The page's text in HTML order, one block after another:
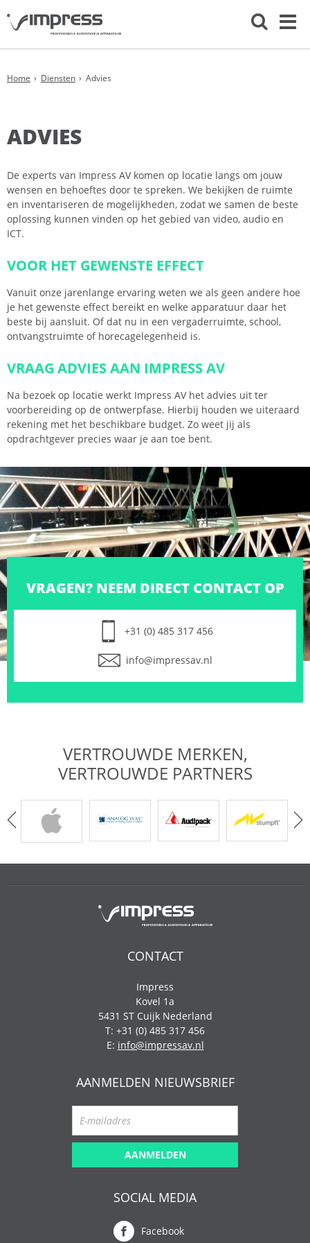
Home Diensten Advies
ADVIES
De experts van Impress AV komen op locatie langs om jouw
wensen en behoeftes door te spreken. We bekijken de ruimte
en inventariseren de mogelijkheden, zodat we samen de beste
oplossing kunnen vinden op het gebied van video, audio en
ICT.
VOOR HET GEWENSTE EFFECT
Vanuit onze jarenlange ervaring weten we als geen andere hoe
je het gewenste effect bereikt en welke apparatuur daar het
beste bij aansluit. Of dat nu in een vergaderruimte, school,
ontvangstruimte of horecagelegenheid is.
VRAAG ADVIES AAN IMPRESS AV
Na bezoek op locatie werkt Impress AV het advies uit ter
voorbereiding op de ontwerpfase. Hierbij houden we uiteraard
rekening met het beschikbare budget. Zo weet jij als
opdrachtgever precies waar je aan toe bent.
VRAGEN? NEEM DIRECT CONTACT OP
+31 (0) 485 317 456
info@impressav.nl
VERTROUWDE MERKEN,
VERTROUWDE PARTNERS
CONTACT
Impress
Kovel 1a
5431 ST Cuijk Nederland
T: +31 (0) 485 317 456
E: info@impressav.nl
AANMELDEN NIEUWSBRIEF
AANMELDEN
SOCIAL MEDIA
Facebook